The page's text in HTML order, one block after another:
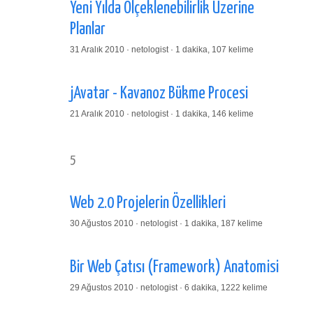
Yeni Yılda Ölçeklenebilirlik Üzerine
Planlar
31 Aralık 2010 · netologist · 1 dakika, 107 kelime
jAvatar - Kavanoz Bükme Procesi
21 Aralık 2010 · netologist · 1 dakika, 146 kelime
5
Web 2.0 Projelerin Özellikleri
30 Ağustos 2010 · netologist · 1 dakika, 187 kelime
Bir Web Çatısı (Framework) Anatomisi
29 Ağustos 2010 · netologist · 6 dakika, 1222 kelime